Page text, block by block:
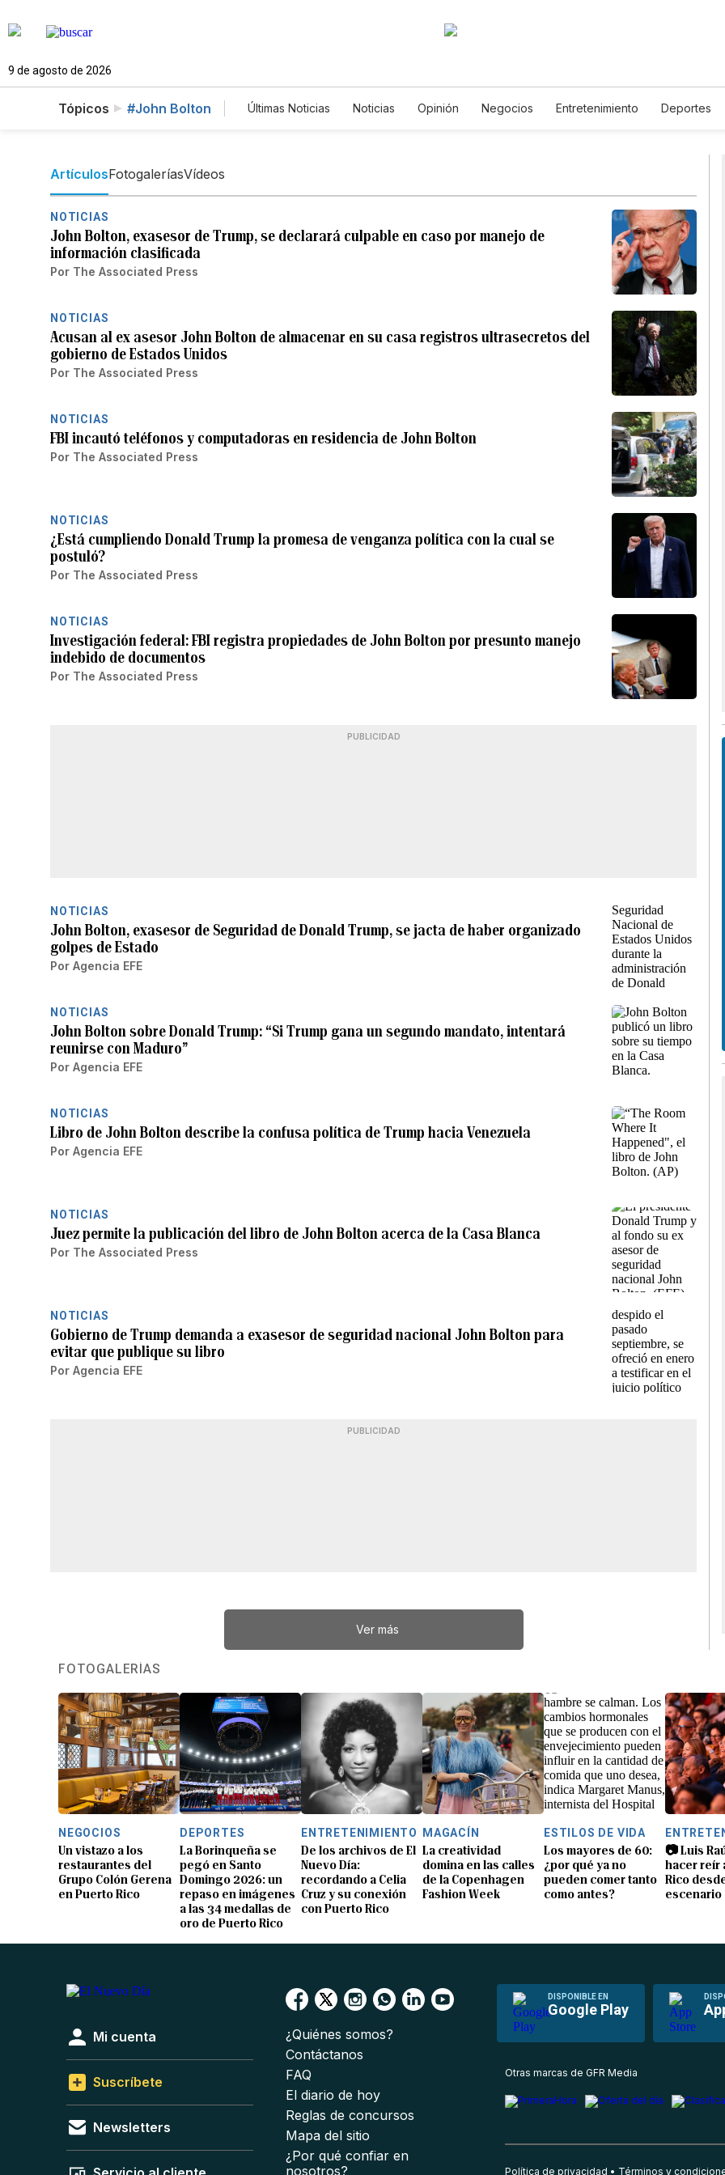
9 de agosto de 2026
Tópicos #John Bolton Últimas Noticias Noticias Opinión Negocios Entretenimiento Deportes
ArtículosFotogaleríasVídeos
NOTICIAS
John Bolton, exasesor de Trump, se declarará culpable en caso por manejo de
información clasificada
Por The Associated Press
NOTICIAS
Acusan al ex asesor John Bolton de almacenar en su casa registros ultrasecretos del
gobierno de Estados Unidos
Por The Associated Press
NOTICIAS
FBI incautó teléfonos y computadoras en residencia de John Bolton
Por The Associated Press
NOTICIAS
¿Está cumpliendo Donald Trump la promesa de venganza política con la cual se
postuló?
Por The Associated Press
NOTICIAS
Investigación federal: FBI registra propiedades de John Bolton por presunto manejo
indebido de documentos
Por The Associated Press
PUBLICIDAD
NOTICIAS
John Bolton, exasesor de Seguridad de Donald Trump, se jacta de haber organizado
golpes de Estado
Por Agencia EFE
NOTICIAS
John Bolton sobre Donald Trump: “Si Trump gana un segundo mandato, intentará
reunirse con Maduro”
Por Agencia EFE
NOTICIAS
Libro de John Bolton describe la confusa política de Trump hacia Venezuela
Por Agencia EFE
NOTICIAS
Juez permite la publicación del libro de John Bolton acerca de la Casa Blanca
Por The Associated Press
NOTICIAS
Gobierno de Trump demanda a exasesor de seguridad nacional John Bolton para
evitar que publique su libro
Por Agencia EFE
PUBLICIDAD
Ver más
FOTOGALERÍAS
NEGOCIOS
Un vistazo a los
restaurantes del
Grupo Colón Gerena
en Puerto Rico
DEPORTES
La Borinqueña se
pegó en Santo
Domingo 2026: un
repaso en imágenes
a las 34 medallas de
oro de Puerto Rico
ENTRETENIMIENTO
De los archivos de El
Nuevo Día:
recordando a Celia
Cruz y su conexión
con Puerto Rico
MAGACÍN
La creatividad
domina en las calles
de la Copenhagen
Fashion Week
ESTILOS DE VIDA
Los mayores de 60:
¿por qué ya no
pueden comer tanto
como antes?
📷 Luis
hacer reír
Rico
escenario
DISPONIBLE EN
Google Play
Mi cuenta
Suscríbete
Newsletters
¿Quiénes somos?
Contáctanos
FAQ
El diario de hoy
Reglas de concursos
Mapa del sitio
¿Por qué confiar en
nosotros?
Otras marcas de GFR Media
Política de privacidad Términos y